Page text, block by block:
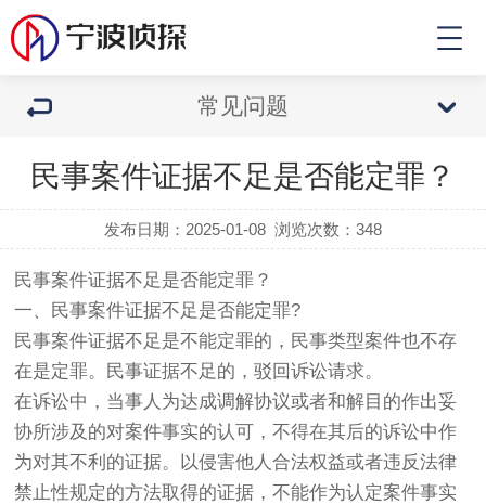
常见问题
民事案件证据不足是否能定罪？
发布日期：2025-01-08 浏览次数：348
民事案件证据不足是否能定罪？
一、民事案件证据不足是否能定罪?
民事案件证据不足是不能定罪的，民事类型案件也不存
在是定罪。民事证据不足的，驳回诉讼请求。
在诉讼中，当事人为达成调解协议或者和解目的作出妥
协所涉及的对案件事实的认可，不得在其后的诉讼中作
为对其不利的证据。以侵害他人合法权益或者违反法律
禁止性规定的方法取得的证据，不能作为认定案件事实